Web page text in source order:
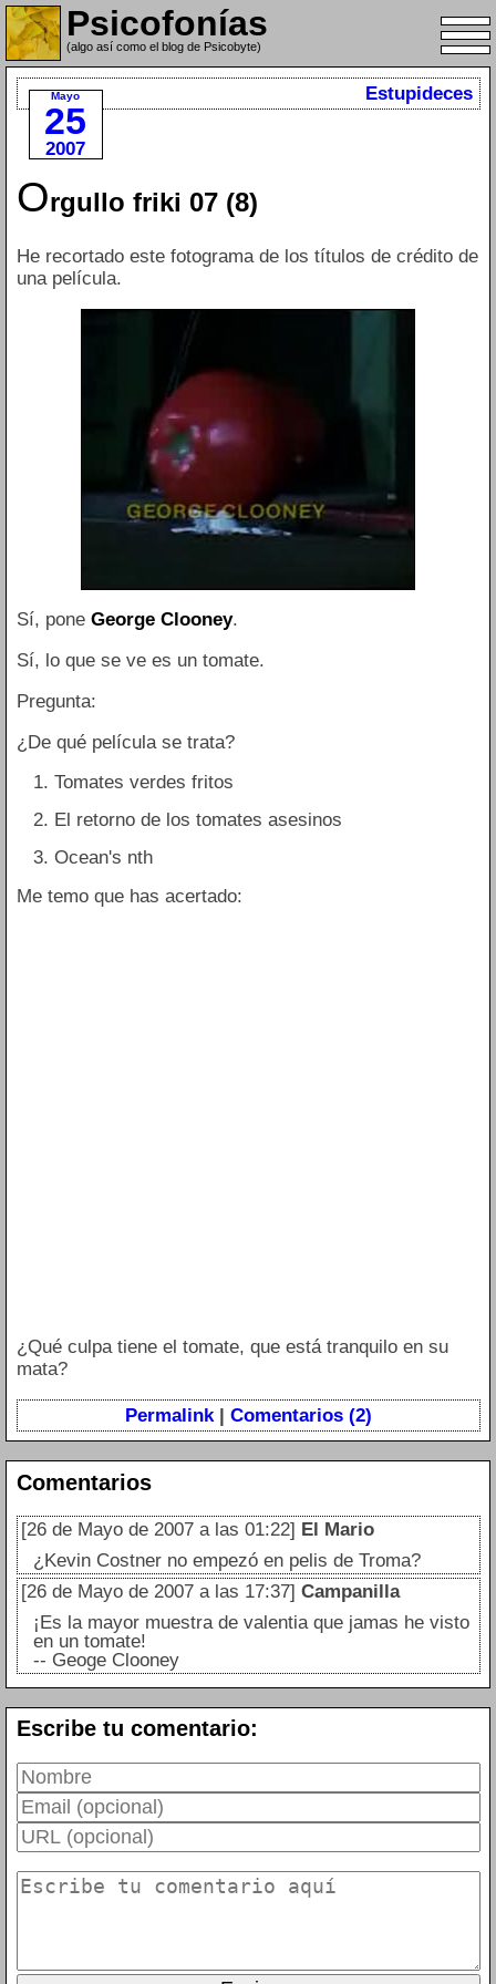
Psicofonías
(algo así como el blog de Psicobyte)
Mayo
25
2007
Estupideces
Orgullo friki 07 (8)
He recortado este fotograma de los títulos de crédito de
una película.
Sí, pone George Clooney.
Sí, lo que se ve es un tomate.
Pregunta:
¿De qué película se trata?
Tomates verdes fritos
El retorno de los tomates asesinos
Ocean's nth
Me temo que has acertado:
¿Qué culpa tiene el tomate, que está tranquilo en su
mata?
Permalink| Comentarios (2)
Comentarios
[26 de Mayo de 2007 a las 01:22] El Mario
¿Kevin Costner no empezó en pelis de Troma?
[26 de Mayo de 2007 a las 17:37] Campanilla
¡Es la mayor muestra de valentia que jamas he visto
en un tomate!
-- Geoge Clooney
Escribe tu comentario: